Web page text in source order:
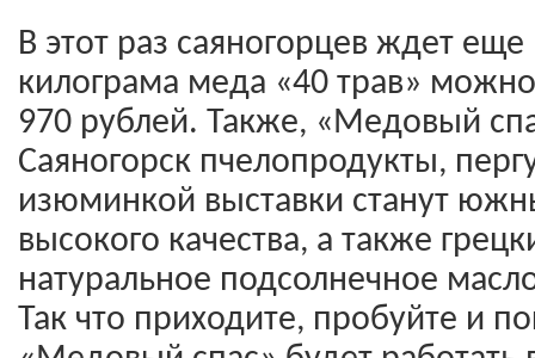
В этот раз саяногорцев ждет
килограма меда «40 трав»
970 рублей. Также, «Медовый
Саяногорск пчелопродукты,
изюминкой выставки станут
высокого качества, а также
натуральное подсолнечное
Так что приходите, пробуйте и